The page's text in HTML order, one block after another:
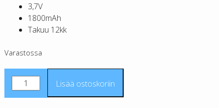
3,7V
1800mAh
Takuu 12kk
Varastossa
Samsung
IA-
Lisää ostoskoriin